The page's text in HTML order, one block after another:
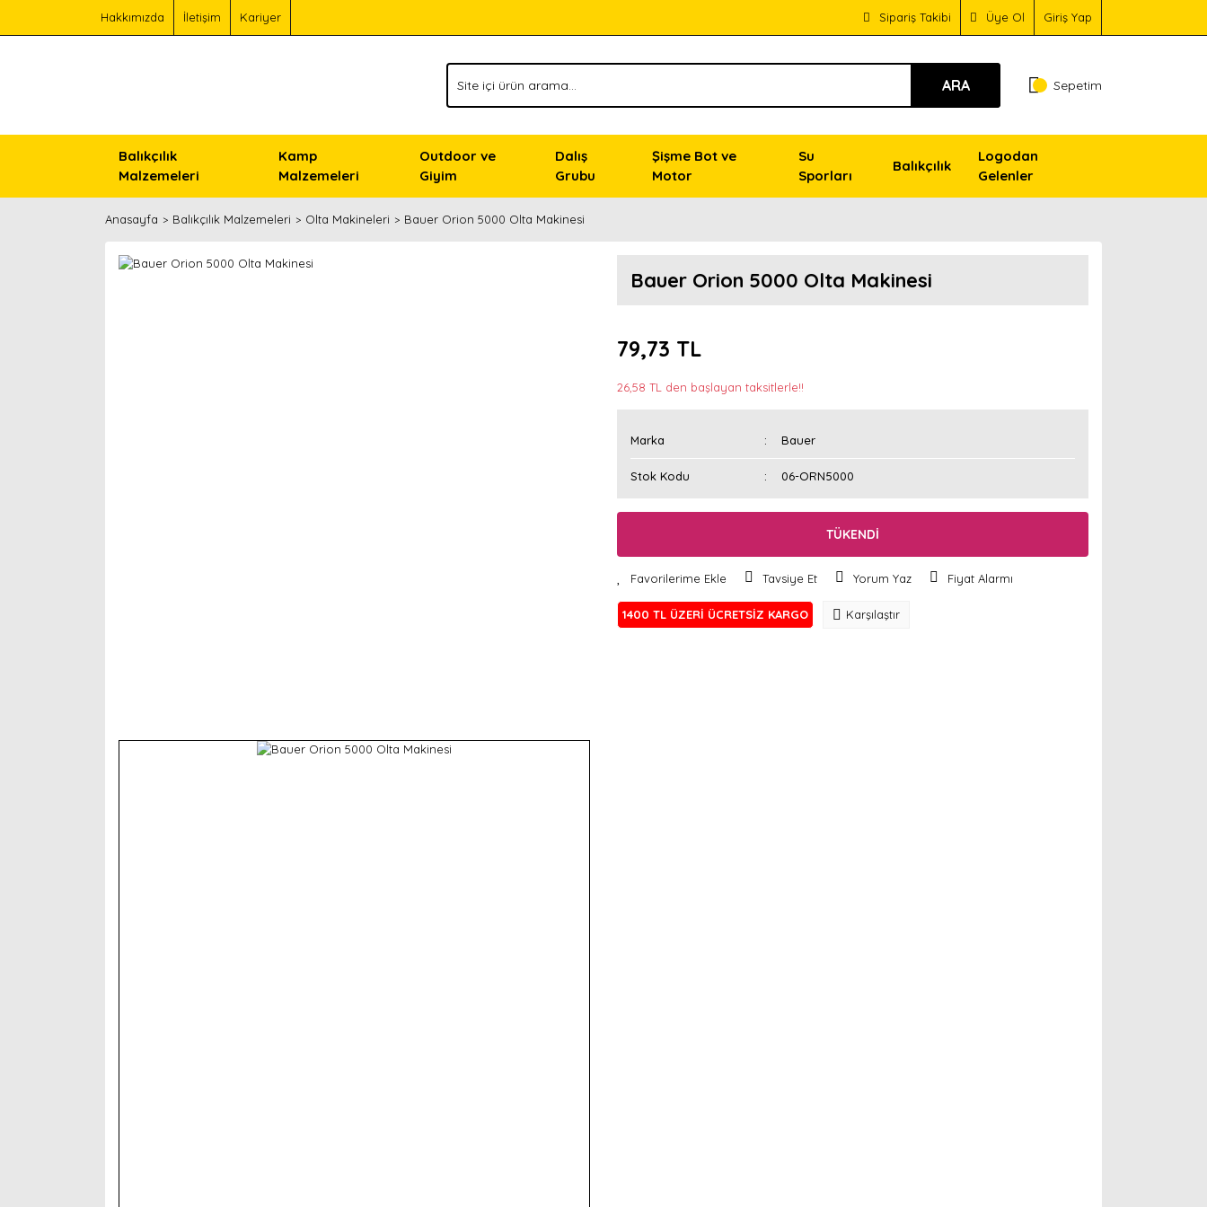
Hakkımızda İletişim Kariyer Sipariş Takibi Üye Ol Giriş Yap
ARA Sepetim
Balıkçılık
Malzemeleri
Kamp
Malzemeleri
Outdoor ve
Giyim
Dalış
Grubu
Şişme Bot ve
Motor
Su
Sporları
Balıkçılık
Logodan
Gelenler
Anasayfa Balıkçılık Malzemeleri Olta Makineleri Bauer Orion 5000 Olta Makinesi
Bauer Orion 5000 Olta Makinesi
79,73 TL
26,58 TL den başlayan taksitlerle!!
Marka Bauer
Stok Kodu 06-ORN5000
TÜKENDİ
Tavsiye Et Yorum Yaz Fiyat Alarmı
1400 TL ÜZERİ ÜCRETSİZ KARGO Karşılaştır